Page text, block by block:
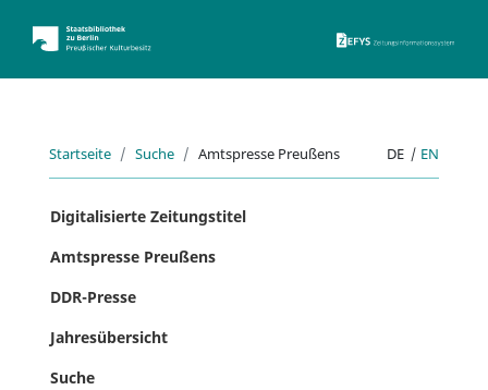
Startseite Suche Amtspresse Preußens DE | EN
Digitalisierte Zeitungstitel
Amtspresse Preußens
DDR-Presse
Jahresübersicht
Suche